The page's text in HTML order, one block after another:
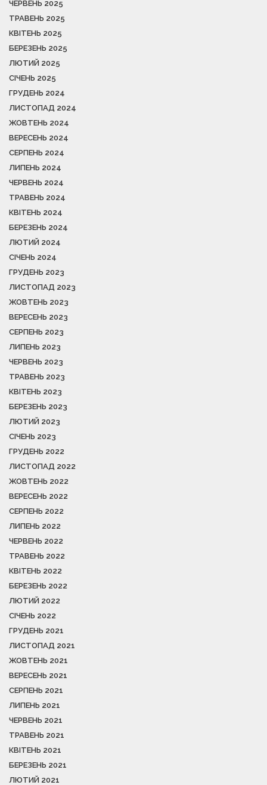
ЧЕРВЕНЬ 2025
ТРАВЕНЬ 2025
КВІТЕНЬ 2025
БЕРЕЗЕНЬ 2025
ЛЮТИЙ 2025
СІЧЕНЬ 2025
ГРУДЕНЬ 2024
ЛИСТОПАД 2024
ЖОВТЕНЬ 2024
ВЕРЕСЕНЬ 2024
СЕРПЕНЬ 2024
ЛИПЕНЬ 2024
ЧЕРВЕНЬ 2024
ТРАВЕНЬ 2024
КВІТЕНЬ 2024
БЕРЕЗЕНЬ 2024
ЛЮТИЙ 2024
СІЧЕНЬ 2024
ГРУДЕНЬ 2023
ЛИСТОПАД 2023
ЖОВТЕНЬ 2023
ВЕРЕСЕНЬ 2023
СЕРПЕНЬ 2023
ЛИПЕНЬ 2023
ЧЕРВЕНЬ 2023
ТРАВЕНЬ 2023
КВІТЕНЬ 2023
БЕРЕЗЕНЬ 2023
ЛЮТИЙ 2023
СІЧЕНЬ 2023
ГРУДЕНЬ 2022
ЛИСТОПАД 2022
ЖОВТЕНЬ 2022
ВЕРЕСЕНЬ 2022
СЕРПЕНЬ 2022
ЛИПЕНЬ 2022
ЧЕРВЕНЬ 2022
ТРАВЕНЬ 2022
КВІТЕНЬ 2022
БЕРЕЗЕНЬ 2022
ЛЮТИЙ 2022
СІЧЕНЬ 2022
ГРУДЕНЬ 2021
ЛИСТОПАД 2021
ЖОВТЕНЬ 2021
ВЕРЕСЕНЬ 2021
СЕРПЕНЬ 2021
ЛИПЕНЬ 2021
ЧЕРВЕНЬ 2021
ТРАВЕНЬ 2021
КВІТЕНЬ 2021
БЕРЕЗЕНЬ 2021
ЛЮТИЙ 2021